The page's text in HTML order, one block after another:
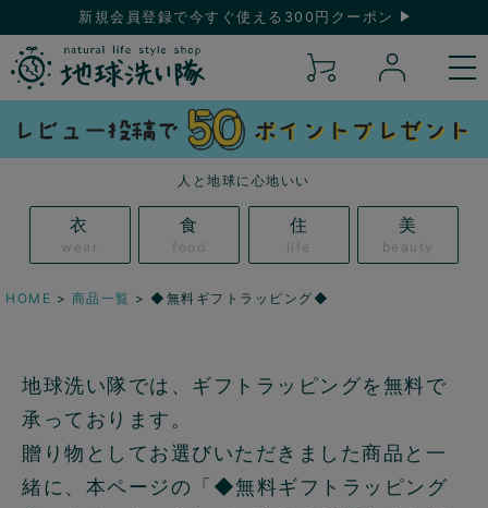
新規会員登録で今すぐ使える300円クーポン
人と地球に心地いい
衣
wear
食
food
住
life
美
beauty
HOME 商品一覧 ◆無料ギフトラッピング◆
地球洗い隊では、ギフトラッピングを無料で
承っております。
贈り物としてお選びいただきました商品と一
緒に、本ページの「◆無料ギフトラッピング